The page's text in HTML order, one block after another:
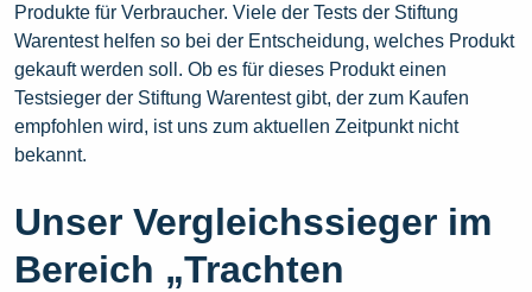
Produkte für Verbraucher. Viele der Tests der Stiftung
Warentest helfen so bei der Entscheidung, welches Produkt
gekauft werden soll. Ob es für dieses Produkt einen
Testsieger der Stiftung Warentest gibt, der zum Kaufen
empfohlen wird, ist uns zum aktuellen Zeitpunkt nicht
bekannt.
Unser Vergleichssieger im
Bereich „Trachten